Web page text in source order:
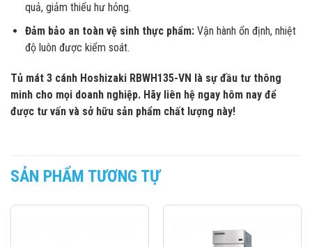
quả, giảm thiểu hư hỏng.
Đảm bảo an toàn vệ sinh thực phẩm:Vận hành ổn định, nhiệt
độ luôn được kiểm soát.
Tủ mát 3 cánh Hoshizaki RBWH135-VN là sự đầu tư thông
minh cho mọi doanh nghiệp. Hãy liên hệ ngay hôm nay để
được tư vấn và sở hữu sản phẩm chất lượng này!
SẢN PHẨM TƯƠNG TỰ